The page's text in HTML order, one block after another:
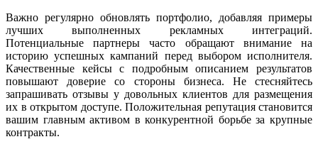
Важно регулярно обновлять портфолио, добавляя примеры
лучших выполненных рекламных интеграций.
Потенциальные партнеры часто обращают внимание на
историю успешных кампаний перед выбором исполнителя.
Качественные кейсы с подробным описанием результатов
повышают доверие со стороны бизнеса. Не стесняйтесь
запрашивать отзывы у довольных клиентов для размещения
их в открытом доступе. Положительная репутация становится
вашим главным активом в конкурентной борьбе за крупные
контракты.